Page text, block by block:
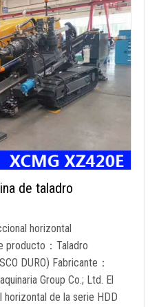
de taladro
horizontal
producto：Taladro
DURO) Fabricante：
Group Co.; Ltd. El
de la serie HDD